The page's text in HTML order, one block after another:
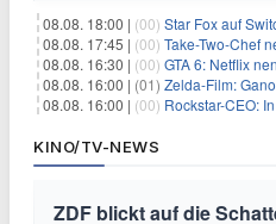
08.08. 18:00 | (00) Star Fox auf
08.08. 17:45 | (00) Take-Two-Chef nennt
08.08. 16:30 | (00) GTA 6: Netflix nennt
08.08. 16:00 | (01) Zelda-Film:
08.08. 16:00 | (00) Rockstar-CEO: In
KINO/TV-NEWS
ZDF blickt auf die